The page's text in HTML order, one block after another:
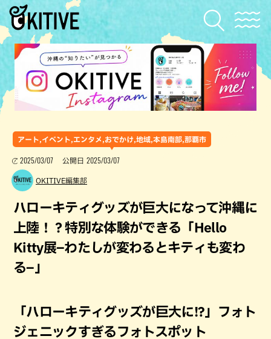
アート,イベント,エンタメ,おでかけ,地域,本島南部,那覇市
2025/03/07 公開日 2025/03/07
OKITIVE編集部
ハローキティグッズが巨大になって沖縄に
上陸！？特別な体験ができる「Hello
Kitty展–わたしが変わるとキティも変わ
る–」
「ハローキティグッズが巨大に!?」フォト
ジェニックすぎるフォトスポット